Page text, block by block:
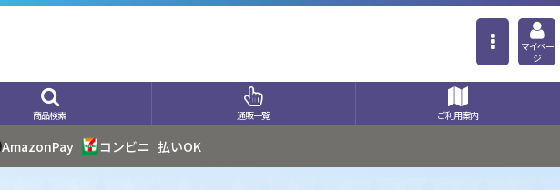
マイペー
ジ
商品検索 通販一覧 ご利用案内
AmazonPay コンビニ 払いOK